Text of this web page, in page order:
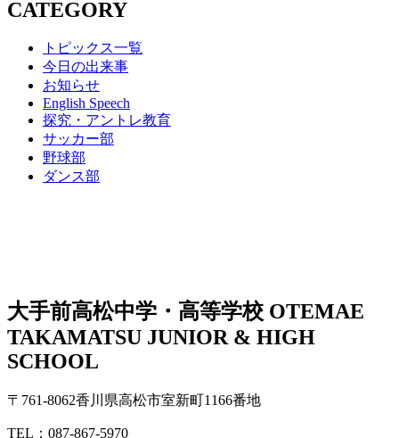
CATEGORY
トピックス一覧
今日の出来事
お知らせ
English Speech
探究・アントレ教育
サッカー部
野球部
ダンス部
大手前高松中学・高等学校 OTEMAE
TAKAMATSU JUNIOR & HIGH
SCHOOL
〒761-8062香川県高松市室新町1166番地
TEL：087-867-5970